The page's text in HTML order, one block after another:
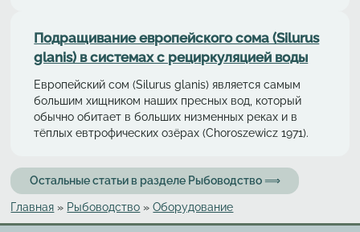
Подращивание европейского сома (Silurus
glanis) в системах с рециркуляциeй воды
Европейский сом (Silurus glanis) является самым
большим хищником наших пресных вод, который
обычно обитает в больших низменных реках и в
тёплых евтрофических озёрах (Choroszewicz 1971).
Остальные статьи в разделе Рыбоводство ⟹
Вы здесь
Главная » Рыбоводство »Оборудование